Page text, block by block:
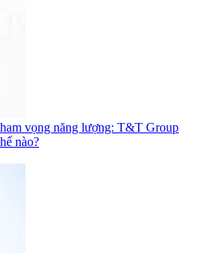
vọng năng lượng: T&T Group
nào?